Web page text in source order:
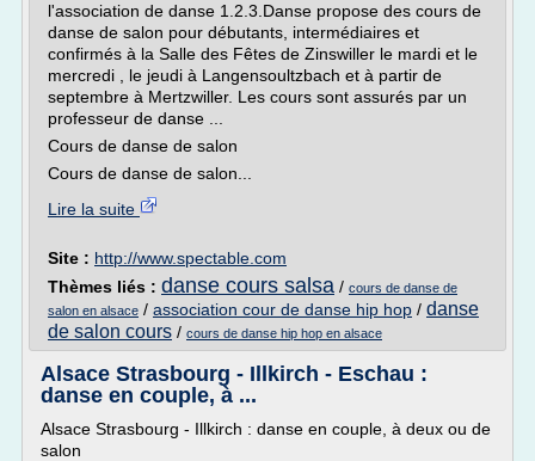
l'association de danse 1.2.3.Danse propose des cours de
danse de salon pour débutants, intermédiaires et
confirmés à la Salle des Fêtes de Zinswiller le mardi et le
mercredi , le jeudi à Langensoultzbach et à partir de
septembre à Mertzwiller. Les cours sont assurés par un
professeur de danse ...
Cours de danse de salon
Cours de danse de salon...
Lire la suite
Site : http://www.spectable.com
Thèmes liés : danse cours salsa / cours de danse de
salon en alsace / association cour de danse hip hop / danse
de salon cours / cours de danse hip hop en alsace
Alsace Strasbourg - Illkirch - Eschau :
danse en couple, à ...
Alsace Strasbourg - Illkirch : danse en couple, à deux ou de
salon